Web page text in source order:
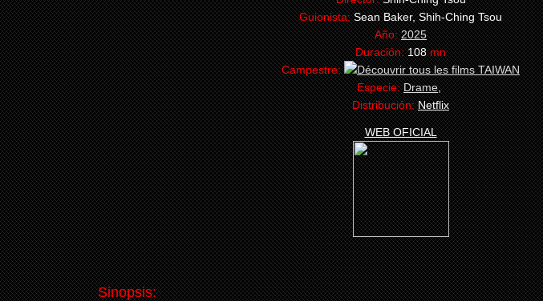
Guionista:Sean Baker, Shih-Ching Tsou
Año:2025
Duración:108mn
Campestre:
Especie:Drame,
Distribución:Netflix
WEB OFICIAL
Sinopsis: